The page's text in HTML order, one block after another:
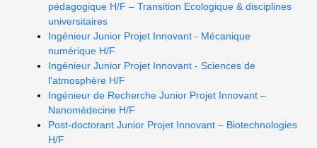
pédagogique H/F – Transition Ecologique & disciplines
universitaires
Ingénieur Junior Projet Innovant - Mécanique
numérique H/F
Ingénieur Junior Projet Innovant - Sciences de
l'atmosphère H/F
Ingénieur de Recherche Junior Projet Innovant –
Nanomédecine H/F
Post-doctorant Junior Projet Innovant – Biotechnologies
H/F